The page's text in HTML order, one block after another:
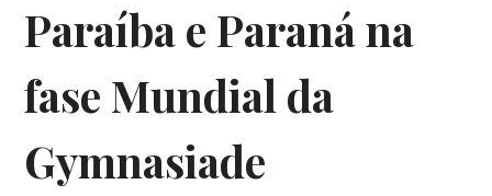
Paraíba e Paraná na
fase Mundial da
Gymnasiade